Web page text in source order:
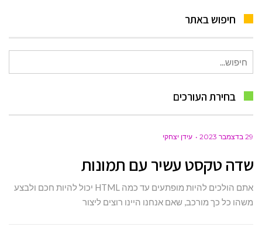
חיפוש באתר
עבור:
בחירת העורכים
29 בדצמבר 2023 עידן יצחקי
שדה טקסט עשיר עם תמונות
אתם הולכים להיות מופתעים עד כמה HTML יכול להיות חכם ולבצע
משהו כל כך מורכב, שאם אנחנו היינו רוצים ליצור